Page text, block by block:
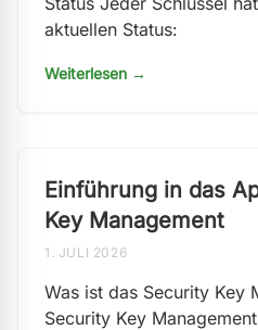
aktuellen Status:
Weiterlesen →
Einführung in das
Key Management
1. JULI 2026
Was ist das Security Key
Security Key